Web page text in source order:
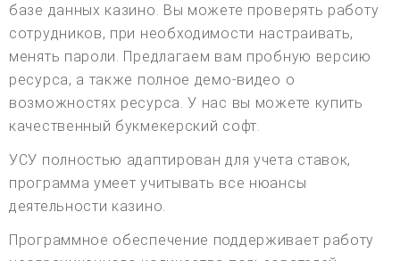
базе данных казино. Вы можете проверять работу
сотрудников, при необходимости настраивать,
менять пароли. Предлагаем вам пробную версию
ресурса, а также полное демо-видео о
возможностях ресурса. У нас вы можете купить
качественный букмекерский софт.
УСУ полностью адаптирован для учета ставок,
программа умеет учитывать все нюансы
деятельности казино.
Программное обеспечение поддерживает работу